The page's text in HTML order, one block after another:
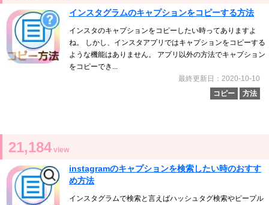
インスタグラムのキャプションをコピーする方法
インスタのキャプションをコピーしたい時ってありますよ
ね。 しかし、インスタアプリではキャプションをコピーする
ような機能はありません。 アプリ以外の方法でキャプション
をコピーでき...
最終更新日：2020-10-10
コピー
方法
21,184 view
instagramのキャプションを検索したい時のおすす
め方法
インスタグラムで検索と言えばハッシュタグ検索やピープル